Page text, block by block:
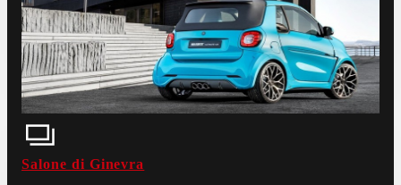
Salone di Ginevra